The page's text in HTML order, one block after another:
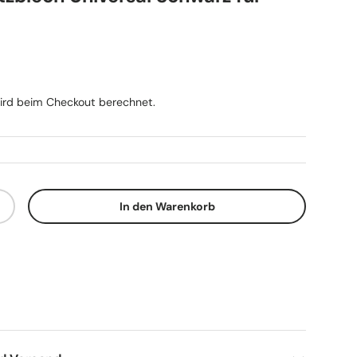
beim Checkout berechnet.
In den Warenkorb